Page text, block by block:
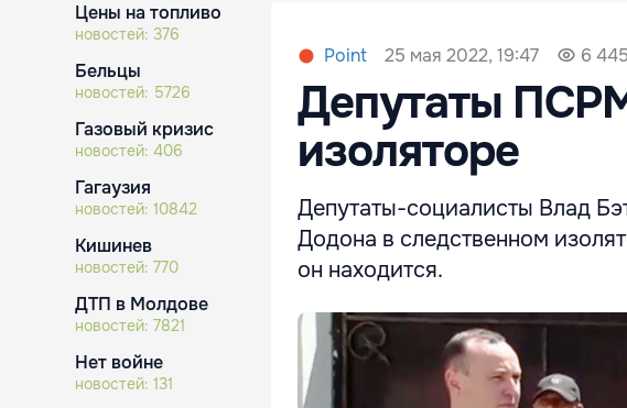
Цены на топливо
новостей: 376
Бельцы
новостей: 5726
Газовый кризис
новостей: 406
Гагаузия
новостей: 10842
Кишинев
новостей: 770
ДТП в Молдове
новостей: 7821
Нет войне
новостей: 131
Point 25 мая 2022, 19:47 6 445
Депутаты
изоляторе
Депутаты-социалисты Влад
Додона в следственном
он находится.